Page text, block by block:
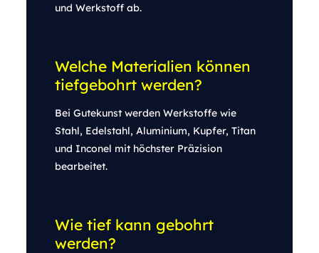
und Werkstoff ab.
Welche Materialien können
tiefgebohrt werden?
Bei Gutekunst werden Werkstoffe wie
Stahl, Edelstahl, Aluminium, Kupfer, Titan
und Inconel mit höchster Präzision
bearbeitet.
Wie tief kann gebohrt
werden?